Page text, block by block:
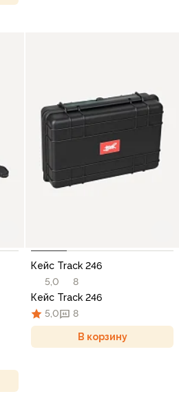
Кейс Track 246
5,0
8
Кейс Track 246
5,0
8
В корзину